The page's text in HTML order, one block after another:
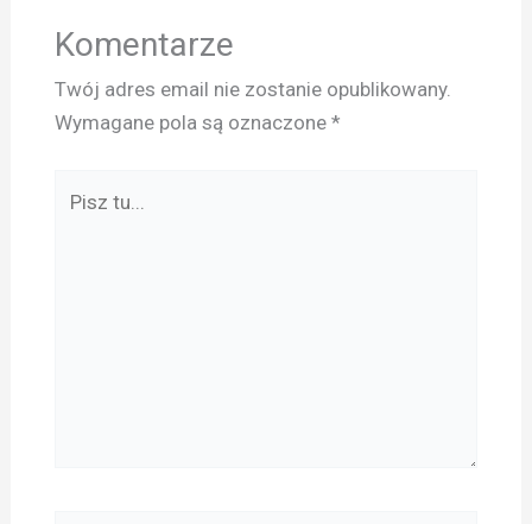
Komentarze
Twój adres email nie zostanie opublikowany.
Wymagane pola są oznaczone *